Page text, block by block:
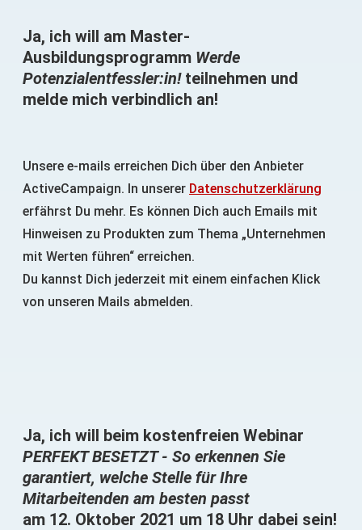
Ja, ich will am Master-
Ausbildungsprogramm Werde
Potenzialentfessler:in! teilnehmen und
melde mich verbindlich an!
Unsere e-mails erreichen Dich über den Anbieter
ActiveCampaign. In unserer Datenschutzerklärung
erfährst Du mehr. Es können Dich auch Emails mit
Hinweisen zu Produkten zum Thema „Unternehmen
mit Werten führen“ erreichen.
Du kannst Dich jederzeit mit einem einfachen Klick
von unseren Mails abmelden.
Ja, ich will beim kostenfreien Webinar
PERFEKT BESETZT - So erkennen Sie
garantiert, welche Stelle für Ihre
Mitarbeitenden am besten passt
am 12. Oktober 2021 um 18 Uhr dabei sein!